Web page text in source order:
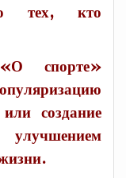
о тех, кто
спорте»
создание